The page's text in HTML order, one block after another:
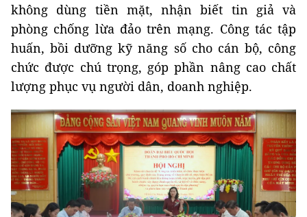
không dùng tiền mặt, nhận biết tin giả và
phòng chống lừa đảo trên mạng. Công tác tập
huấn, bồi dưỡng kỹ năng số cho cán bộ, công
chức được chú trọng, góp phần nâng cao chất
lượng phục vụ người dân, doanh nghiệp.